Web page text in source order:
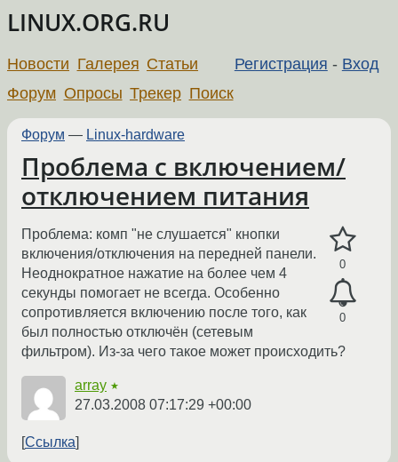
LINUX.ORG.RU
Регистрация - Вход
Новости Галерея Статьи
Форум Опросы Трекер Поиск
Форум — Linux-hardware
Проблема с включением/
отключением питания
0
0
Проблема: комп "не слушается" кнопки
включения/отключения на передней панели.
Неоднократное нажатие на более чем 4
секунды помогает не всегда. Особенно
сопротивляется включению после того, как
был полностью отключён (сетевым
фильтром). Из-за чего такое может происходить?
array ★
27.03.2008 07:17:29 +00:00
Ссылка